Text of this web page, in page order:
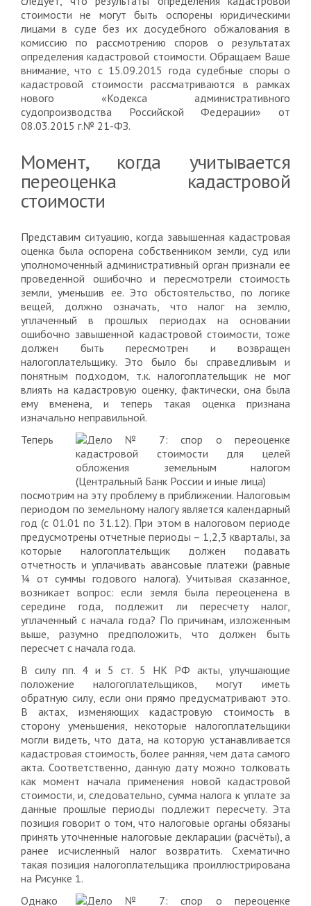
стоимости не могут быть оспорены юридическими
лицами в суде без их досудебного обжалования в
комиссию по рассмотрению споров о результатах
определения кадастровой стоимости. Обращаем Ваше
внимание, что с 15.09.2015 года судебные споры о
кадастровой стоимости рассматриваются в рамках
нового «Кодекса административного
судопроизводства Российской Федерации» от
08.03.2015 г.№ 21-ФЗ.
Момент, когда учитывается
переоценка кадастровой
стоимости
Представим ситуацию, когда завышенная кадастровая
оценка была оспорена собственником земли, суд или
уполномоченный административный орган признали ее
проведенной ошибочно и пересмотрели стоимость
земли, уменьшив ее. Это обстоятельство, по логике
вещей, должно означать, что налог на землю,
уплаченный в прошлых периодах на основании
ошибочно завышенной кадастровой стоимости, тоже
должен быть пересмотрен и возвращен
налогоплательщику. Это было бы справедливым и
понятным подходом, т.к. налогоплательщик не мог
влиять на кадастровую оценку, фактически, она была
ему вменена, и теперь такая оценка признана
изначально неправильной.
Теперь
посмотрим на эту проблему в приближении. Налоговым
периодом по земельному налогу является календарный
год (с 01.01 по 31.12). При этом в налоговом периоде
предусмотрены отчетные периоды – 1,2,3 кварталы, за
которые налогоплательщик должен подавать
отчетность и уплачивать авансовые платежи (равные
¼ от суммы годового налога). Учитывая сказанное,
возникает вопрос: если земля была переоценена в
середине года, подлежит ли пересчету налог,
уплаченный с начала года? По причинам, изложенным
выше, разумно предположить, что должен быть
пересчет с начала года.
В силу пп. 4 и 5 ст. 5 НК РФ акты, улучшающие
положение налогоплательщиков, могут иметь
обратную силу, если они прямо предусматривают это.
В актах, изменяющих кадастровую стоимость в
сторону уменьшения, некоторые налогоплательщики
могли видеть, что дата, на которую устанавливается
кадастровая стоимость, более ранняя, чем дата самого
акта. Соответственно, данную дату можно толковать
как момент начала применения новой кадастровой
стоимости, и, следовательно, сумма налога к уплате за
данные прошлые периоды подлежит пересчету. Эта
позиция говорит о том, что налоговые органы обязаны
принять уточненные налоговые декларации (расчёты), а
ранее исчисленный налог возвратить. Схематично
такая позиция налогоплательщика проиллюстрирована
на Рисунке 1.
Однако